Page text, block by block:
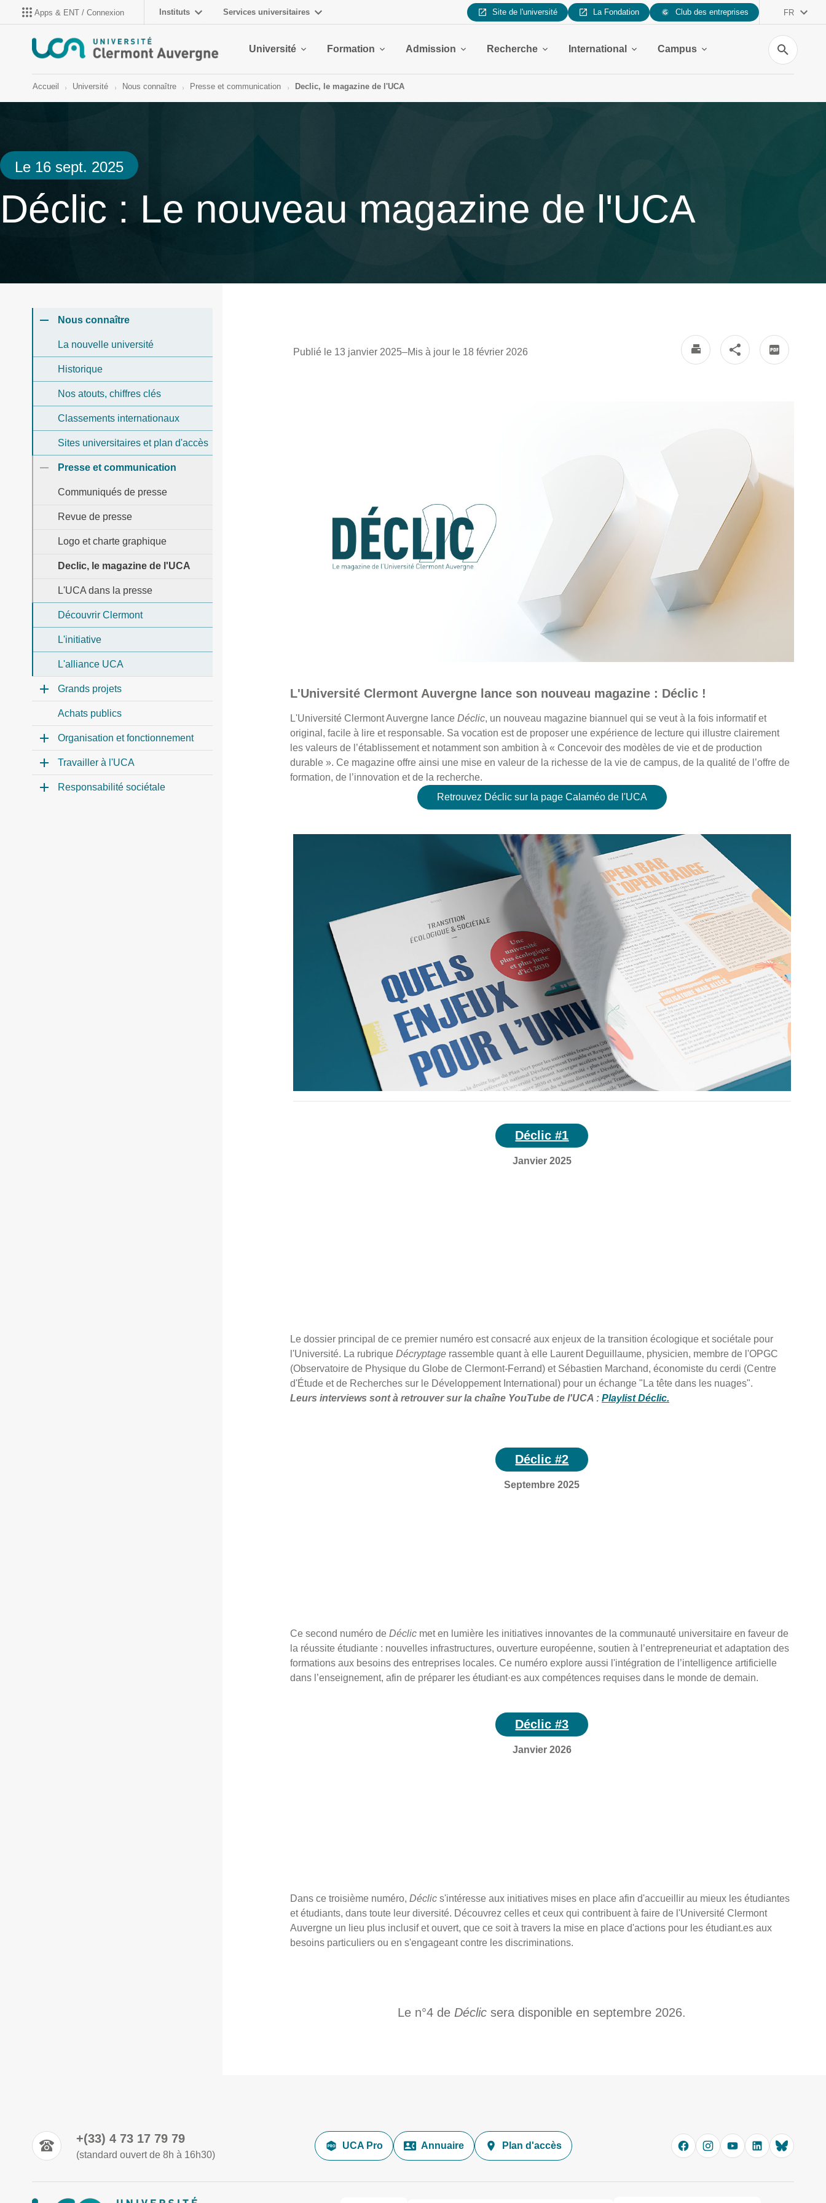
Apps & ENT / Connexion Instituts Services universitaires Site de l'université La Fondation Club des entreprises FR
Université Formation Admission Recherche International Campus
Recherche
Accueil Université Nous connaître Presse et communication Declic, le magazine de l'UCA
Le 16 sept. 2025
Déclic : Le nouveau magazine de l'UCA
Publié le 13 janvier 2025–Mis à jour le 18 février 2026
L'Université Clermont Auvergne lance son nouveau magazine : Déclic !
L'Université Clermont Auvergne lance Déclic, un nouveau magazine biannuel qui se veut à la fois informatif et
original, facile à lire et responsable. Sa vocation est de proposer une expérience de lecture qui illustre clairement
les valeurs de l’établissement et notamment son ambition à « Concevoir des modèles de vie et de production
durable ». Ce magazine offre ainsi une mise en valeur de la richesse de la vie de campus, de la qualité de l’offre de
formation, de l’innovation et de la recherche.
Retrouvez Déclic sur la page Calaméo de l'UCA
Déclic #1
Janvier 2025
Le dossier principal de ce premier numéro est consacré aux enjeux de la transition écologique et sociétale pour
l'Université. La rubrique Décryptage rassemble quant à elle Laurent Deguillaume, physicien, membre de l'OPGC
(Observatoire de Physique du Globe de Clermont-Ferrand) et Sébastien Marchand, économiste du cerdi (Centre
d'Étude et de Recherches sur le Développement International) pour un échange "La tête dans les nuages".
Leurs interviews sont à retrouver sur la chaîne YouTube de l'UCA : Playlist Déclic.
Déclic #2
Septembre 2025
Ce second numéro de Déclicmet en lumière les initiatives innovantes de la communauté universitaire en faveur de
la réussite étudiante : nouvelles infrastructures, ouverture européenne, soutien à l’entrepreneuriat et adaptation des
formations aux besoins des entreprises locales. Ce numéro explore aussi l'intégration de l’intelligence artificielle
dans l’enseignement, afin de préparer les étudiant·es aux compétences requises dans le monde de demain.
Déclic #3
Janvier 2026
Dans ce troisième numéro, Déclics'intéresse aux initiatives mises en place afin d'accueillir au mieux les étudiantes
et étudiants, dans toute leur diversité. Découvrez celles et ceux qui contribuent à faire de l'Université Clermont
Auvergne un lieu plus inclusif et ouvert, que ce soit à travers la mise en place d'actions pour les étudiant.es aux
besoins particuliers ou en s'engageant contre les discriminations.
Le n°4 de Déclicsera disponible en septembre 2026.
Nous connaître
La nouvelle université
Historique
Nos atouts, chiffres clés
Classements internationaux
Sites universitaires et plan d'accès
Presse et communication
Communiqués de presse
Revue de presse
Logo et charte graphique
Declic, le magazine de l'UCA
L'UCA dans la presse
Découvrir Clermont
L'initiative
L'alliance UCA
Grands projets
Achats publics
Organisation et fonctionnement
Travailler à l'UCA
Responsabilité sociétale
+(33) 4 73 17 79 79
(standard ouvert de 8h à 16h30)
UCA Pro Annuaire Plan d'accès